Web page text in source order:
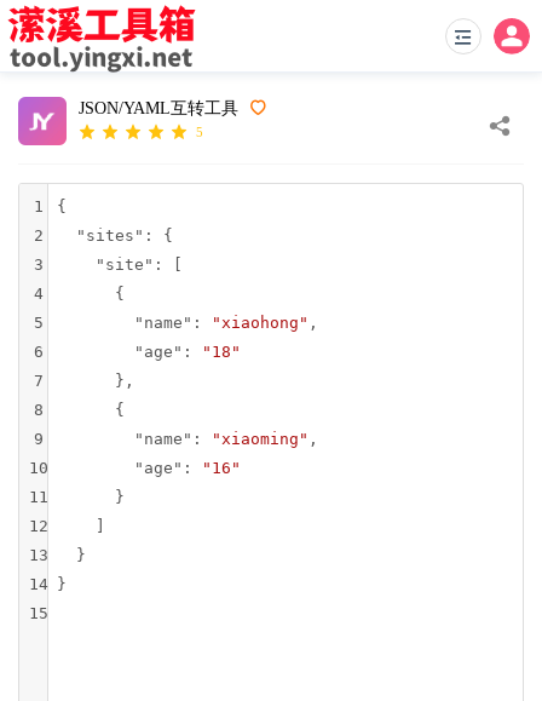
JSON/YAML互转工具
5
1
{
2
"sites" : {
3
"site" : [
4
      {
5
"name" : "xiaohong" ,
6
"age" :
"18"
7
      },
8
      {
9
"name" : "xiaoming" ,
10
"age" :
"16"
11
      }
12
13
  }
14
}
15